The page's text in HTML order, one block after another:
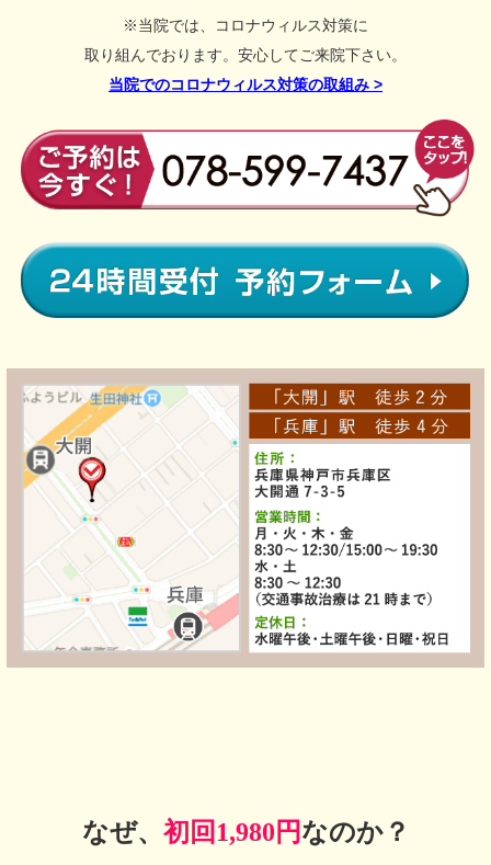
※当院では、コロナウィルス対策に
取り組んでおります。安心してご来院下さい。
当院でのコロナウィルス対策の取組み >
なぜ、 初回1,980円なのか？